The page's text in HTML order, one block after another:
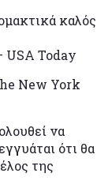
καλός
USA Today
New York
να
ότι θα
της